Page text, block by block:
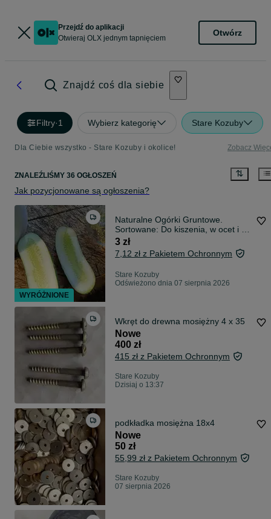
Przejdź do aplikacji
Otwieraj OLX jednym tapnięciem
Otwórz
Znajdź coś dla siebie
Filtry·1 Wybierz kategorię Stare Kozuby
Dla Ciebie wszystko - Stare Kozuby i okolice! Zobacz
ZNALEŹLIŚMY 36 OGŁOSZEŃ
Jak pozycjonowane są ogłoszenia?
Naturalne Ogórki Gruntowe.
Sortowane: Do kiszenia, w ocet i na
mizerię
3 zł
7,12 zł z Pakietem Ochronnym
Stare Kozuby
Odświeżono dnia 07 sierpnia 2026
Wkręt do drewna mosiężny 4 x 35
Nowe
400 zł
415 zł z Pakietem Ochronnym
Stare Kozuby
Dzisiaj o 13:37
podkładka mosiężna 18x4
Nowe
50 zł
55,99 zł z Pakietem Ochronnym
Stare Kozuby
07 sierpnia 2026
WYRÓŻNIONE